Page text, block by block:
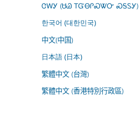
ᏣᎳᎩ (ᏌᏊ ᎢᏳᎾᎵᏍᏔᏅ ᏍᎦᏚᎩ)
한국어 (대한민국)
中文(中国)
日本語 (日本)
繁體中文 (台灣)
繁體中文 (香港特別行政區)